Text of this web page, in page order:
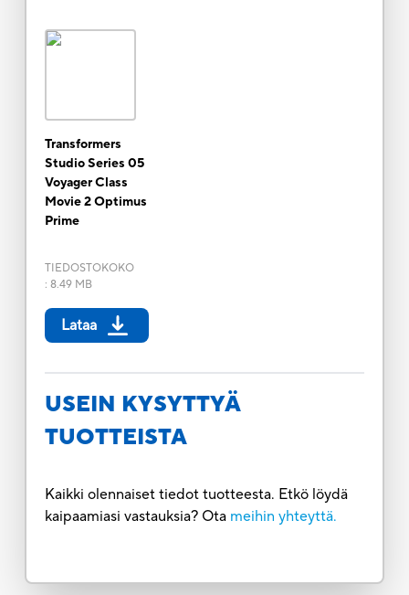
Transformers
Studio Series 05
Voyager Class
Movie 2 Optimus
Prime
TIEDOSTOKOKO
: 8.49 MB
Lataa
USEIN KYSYTTYÄ
TUOTTEISTA
Kaikki olennaiset tiedot tuotteesta. Etkö löydä
kaipaamiasi vastauksia? Ota meihin yhteyttä.